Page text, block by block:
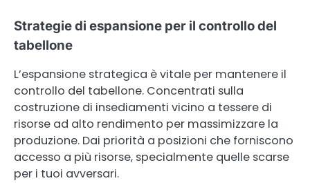
Strategie di espansione per il controllo del
tabellone
L’espansione strategica è vitale per mantenere il
controllo del tabellone. Concentrati sulla
costruzione di insediamenti vicino a tessere di
risorse ad alto rendimento per massimizzare la
produzione. Dai priorità a posizioni che forniscono
accesso a più risorse, specialmente quelle scarse
per i tuoi avversari.